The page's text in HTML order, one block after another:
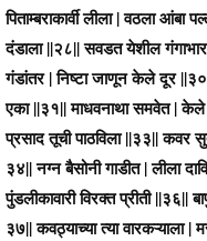
पिताम्बराकार्वी लीला | वठला आंबा
दंडाला ||२८|| सवडत येशील
गंडांतर | निष्टा जाणून केले दूर
एका ||३१|| माधवनाथा समवेत |
प्रसाद तूची पाठविला ||३३|| कवर
३४|| नग्न बैसोनी गाडीत | लीला
पुंडलीकावारी विरक्त प्रीती ||३६||
३७|| कवठ्याच्या त्या वारकऱ्याला